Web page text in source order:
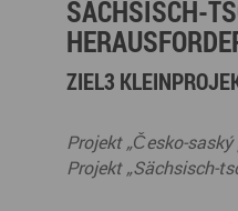
Büro- &
Gewerberäume
SÄCHSISCH-
ZIEL3
Projekt „Česko-
Projekt „Sächsisch-